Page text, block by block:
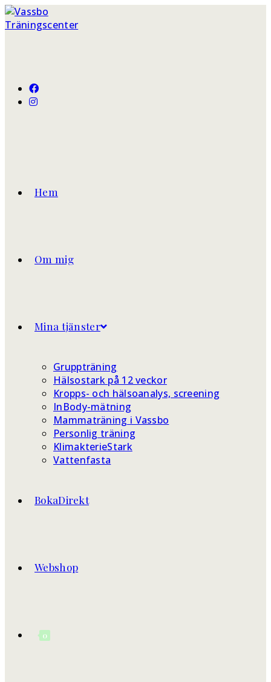
Hem
Om mig
Mina tjänster
Gruppträning
Hälsostark på 12 veckor
Kropps- och hälsoanalys, screening
InBody-mätning
Mammaträning i Vassbo
Personlig träning
KlimakterieStark
Vattenfasta
BokaDirekt
Webshop
0